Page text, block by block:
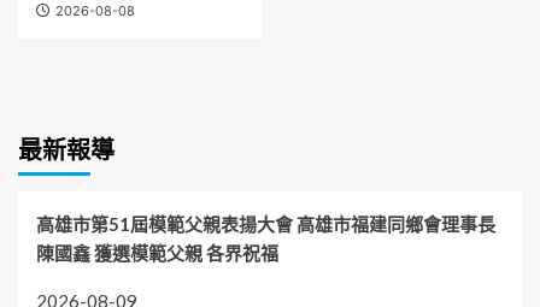
2026-08-08
最新報導
高雄市第51屆模範父親表揚大會 高雄市福建同鄉會理事長
陳國鑫 獲選模範父親 各界祝福
2026-08-09